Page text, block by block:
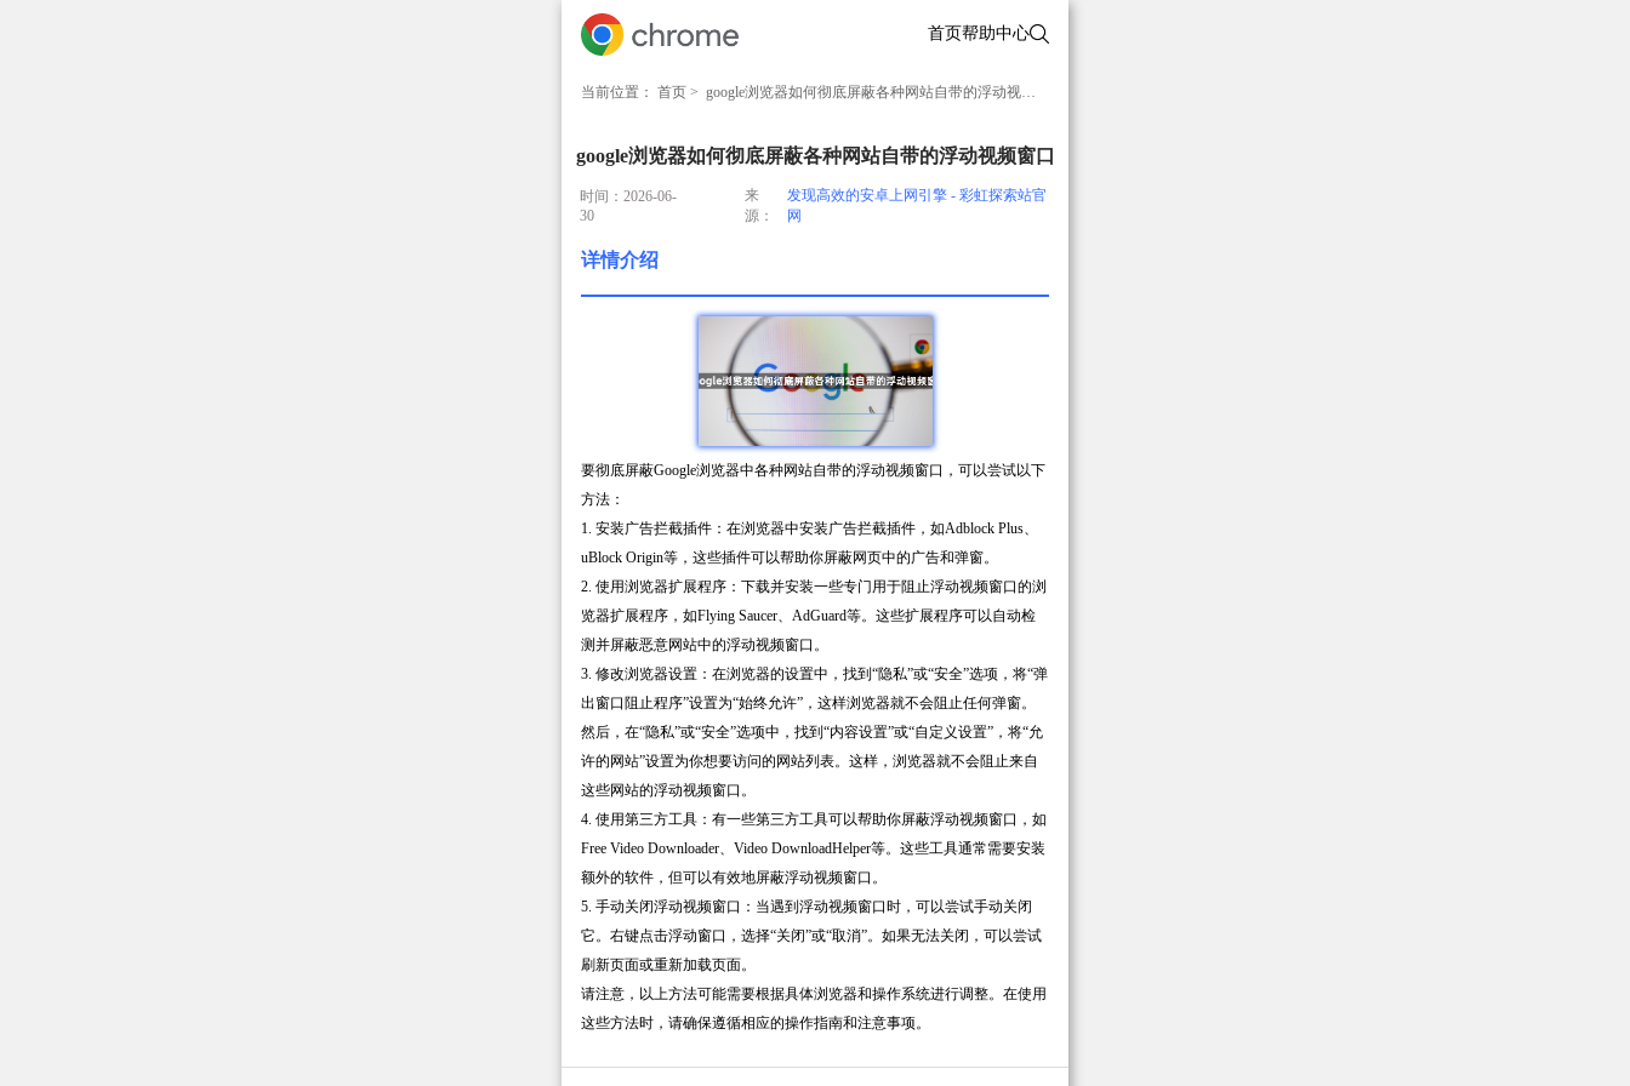
首页帮助中心
当前位置： 首页 > google浏览器如何彻底屏蔽各种网站自带的浮动视频窗口
google浏览器如何彻底屏蔽各种网站自带的浮动视频窗口
时间：2026-06-
30
来
源：
发现高效的安卓上网引擎 - 彩虹探索站官
网
详情介绍
要彻底屏蔽Google浏览器中各种网站自带的浮动视频窗口，可以尝试以下
方法：
1. 安装广告拦截插件：在浏览器中安装广告拦截插件，如Adblock Plus、
uBlock Origin等，这些插件可以帮助你屏蔽网页中的广告和弹窗。
2. 使用浏览器扩展程序：下载并安装一些专门用于阻止浮动视频窗口的浏
览器扩展程序，如Flying Saucer、AdGuard等。这些扩展程序可以自动检
测并屏蔽恶意网站中的浮动视频窗口。
3. 修改浏览器设置：在浏览器的设置中，找到“隐私”或“安全”选项，将“弹
出窗口阻止程序”设置为“始终允许”，这样浏览器就不会阻止任何弹窗。
然后，在“隐私”或“安全”选项中，找到“内容设置”或“自定义设置”，将“允
许的网站”设置为你想要访问的网站列表。这样，浏览器就不会阻止来自
这些网站的浮动视频窗口。
4. 使用第三方工具：有一些第三方工具可以帮助你屏蔽浮动视频窗口，如
Free Video Downloader、Video DownloadHelper等。这些工具通常需要安装
额外的软件，但可以有效地屏蔽浮动视频窗口。
5. 手动关闭浮动视频窗口：当遇到浮动视频窗口时，可以尝试手动关闭
它。右键点击浮动窗口，选择“关闭”或“取消”。如果无法关闭，可以尝试
刷新页面或重新加载页面。
请注意，以上方法可能需要根据具体浏览器和操作系统进行调整。在使用
这些方法时，请确保遵循相应的操作指南和注意事项。